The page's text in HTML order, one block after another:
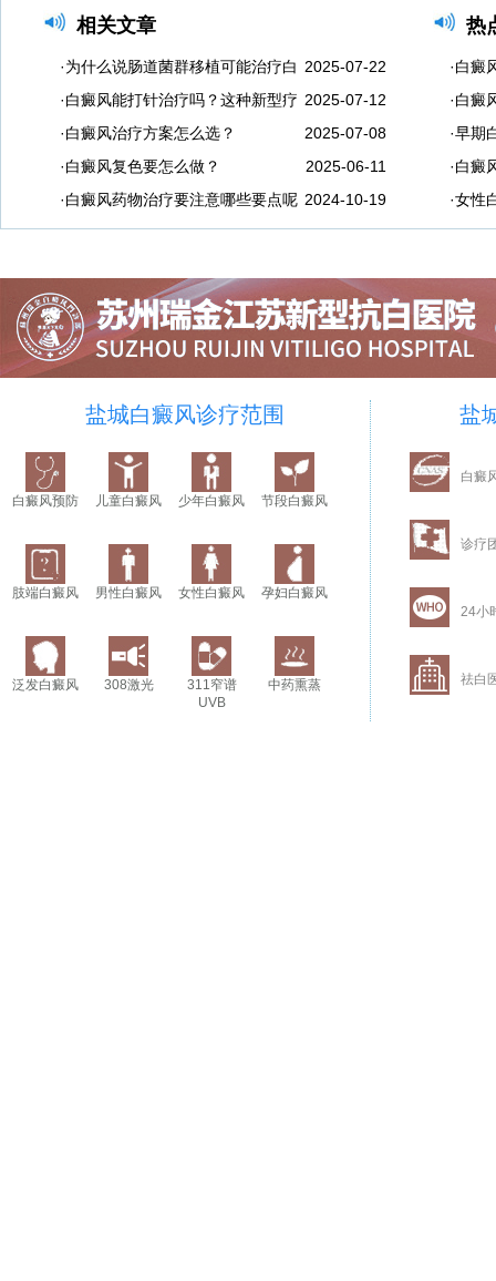
相关文章
·为什么说肠道菌群移植可能治疗白 2025-07-22
·白癜风能打针治疗吗？这种新型疗 2025-07-12
·白癜风治疗方案怎么选？
2025-07-08
·白癜风复色要怎么做？
2025-06-11
·白癜风药物治疗要注意哪些要点呢 2024-10-19
热
·白癜
·白癜
·早期
·白癜
·女性
盐城白癜风诊疗范围
白癜风预防 儿童白癜风 少年白癜风 节段白癜风
肢端白癜风 男性白癜风 女性白癜风 孕妇白癜风
泛发白癜风 308激光
311窄谱
UVB
中药熏蒸
盐
白癜
诊疗
24小
祛白